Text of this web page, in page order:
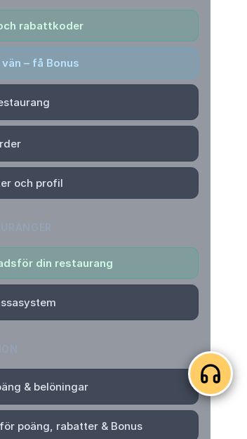
rabattkoder
– få Bonus
och profil
din restaurang
& belöningar
poäng, rabatter & Bonus